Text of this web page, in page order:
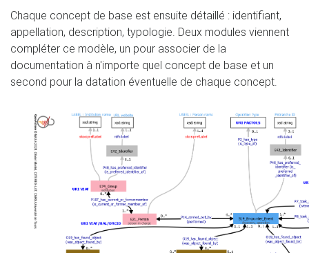
Chaque concept de base est ensuite détaillé : identifiant,
appellation, description, typologie. Deux modules viennent
compléter ce modèle, un pour associer de la
documentation à n'importe quel concept de base et un
second pour la datation éventuelle de chaque concept.